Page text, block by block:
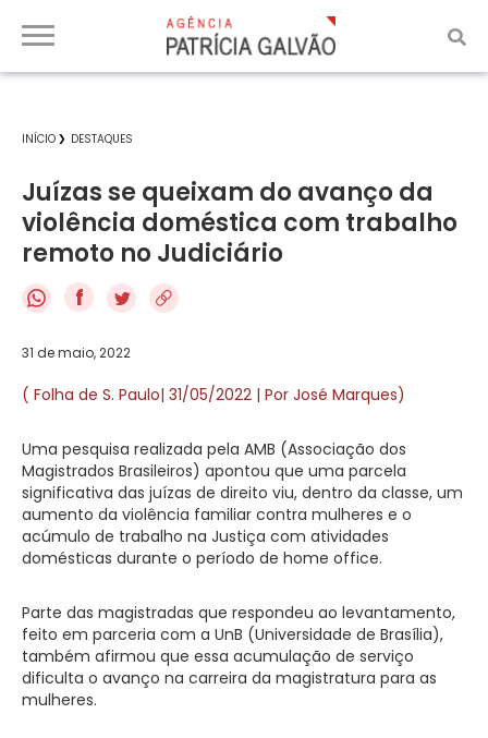
INÍCIO DESTAQUES
Juízas se queixam do avanço da
violência doméstica com trabalho
remoto no Judiciário
f
31 de maio, 2022
( Folha de S. Paulo| 31/05/2022 | Por José Marques)
Uma pesquisa realizada pela AMB (Associação dos
Magistrados Brasileiros) apontou que uma parcela
significativa das juízas de direito viu, dentro da classe, um
aumento da violência familiar contra mulheres e o
acúmulo de trabalho na Justiça com atividades
domésticas durante o período de home office.
Parte das magistradas que respondeu ao levantamento,
feito em parceria com a UnB (Universidade de Brasília),
também afirmou que essa acumulação de serviço
dificulta o avanço na carreira da magistratura para as
mulheres.